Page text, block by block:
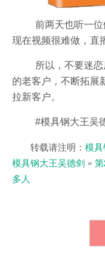
前两天也听一
现在视频很难做，直
所以，不要迷
的老客户，不断拓展
拉新客户。
#模具钢大王吴
转载请注明： 模
模具钢大王吴德剑 »
多人